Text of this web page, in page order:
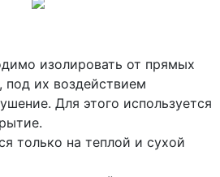
изолировать от прямых
под их воздействием
Для этого используется
только на теплой и сухой